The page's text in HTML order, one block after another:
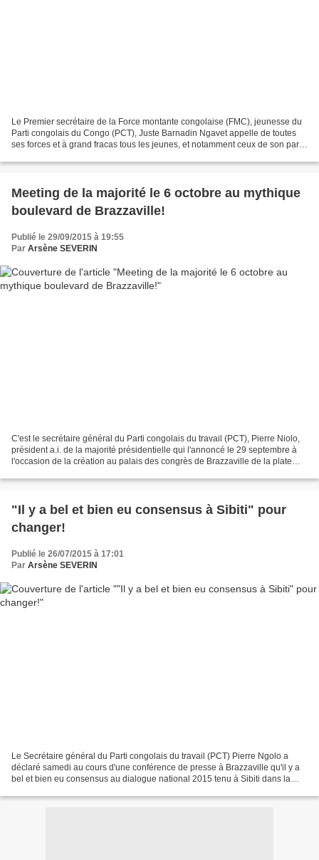
Le Premier secrétaire de la Force montante congolaise (FMC), jeunesse du
Parti congolais du Congo (PCT), Juste Barnadin Ngavet appelle de toutes
ses forces et à grand fracas tous les jeunes, et notamment ceux de son parti
Meeting de la majorité le 6 octobre au mythique
boulevard de Brazzaville!
Publié le 29/09/2015 à 19:55
Par Arsène SEVERIN
C'est le secrétaire général du Parti congolais du travail (PCT), Pierre Niolo,
président a.i. de la majorité présidentielle qui l'annoncé le 29 septembre à
l'occasion de la création au palais des congrès de Brazzaville de la plate
"Il y a bel et bien eu consensus à Sibiti" pour
changer!
Publié le 26/07/2015 à 17:01
Par Arsène SEVERIN
Le Secrétaire général du Parti congolais du travail (PCT) Pierre Ngolo a
déclaré samedi au cours d'une conférence de presse à Brazzaville qu'il y a
bel et bien eu consensus au dialogue national 2015 tenu à Sibiti dans la